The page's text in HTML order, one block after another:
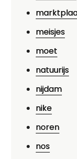
meisjes
moet
natuurijs
nijdam
nike
noren
nos